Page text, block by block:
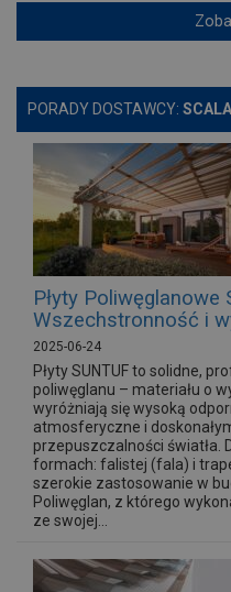
PORADY DOSTAWCY:
Płyty Poliwęglanowe
Wszechstronność i
2025-06-24
Płyty SUNTUF to solidne,
poliwęglanu – materiału o
wyróżniają się wysoką
atmosferyczne i
przepuszczalności światła.
formach: falistej (fala) i
szerokie zastosowanie w
Poliwęglan, z którego
ze swojej...